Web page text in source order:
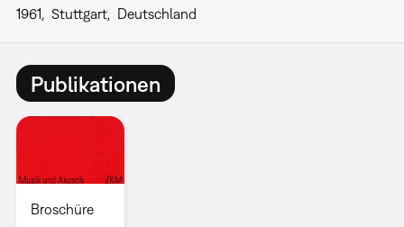
1961 Stuttgart Deutschland
Publikationen
Broschüre